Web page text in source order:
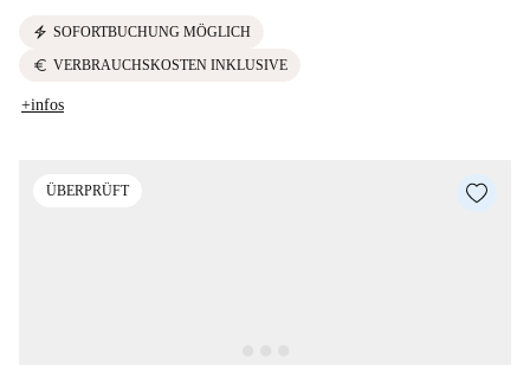
electric_bolt SOFORTBUCHUNG MÖGLICH
euro VERBRAUCHSKOSTEN INKLUSIVE
+infos
ÜBERPRÜFT